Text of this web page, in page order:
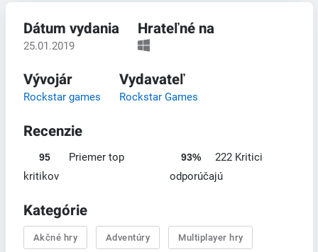
Dátum vydania
25.01.2019
Hrateľné na
Vývojár
Rockstar games
Vydavateľ
Rockstar Games
Recenzie
95
Priemer top
kritikov
93%
222 Kritici
odporúčajú
Kategórie
Akčné hry Adventúry Multiplayer hry